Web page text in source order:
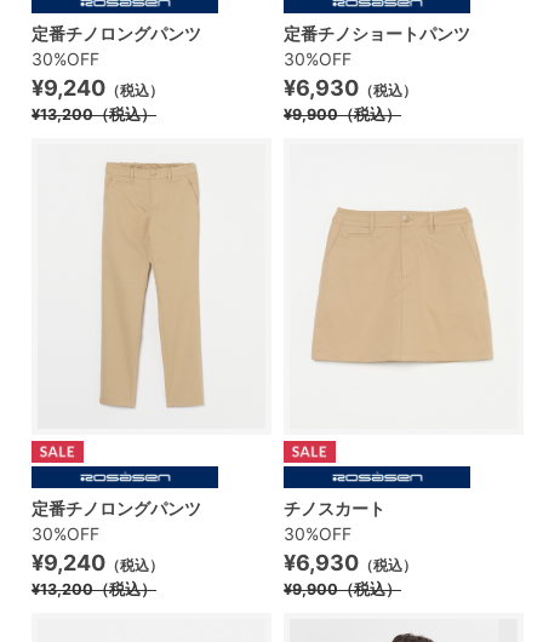
定番チノロングパンツ
30%OFF
¥9,240 （税込）
¥13,200（税込）
定番チノショートパンツ
30%OFF
¥6,930 （税込）
¥9,900（税込）
定番チノロングパンツ
30%OFF
¥9,240 （税込）
¥13,200（税込）
チノスカート
30%OFF
¥6,930 （税込）
¥9,900（税込）